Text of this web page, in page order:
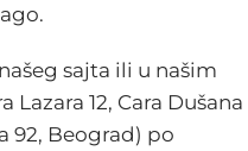
sajta ili u našim
Lazara 12, Cara Dušana
92, Beograd) po